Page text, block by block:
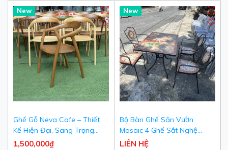
New
Ghế Gỗ Neva Cafe – Thiết
Kế Hiện Đại, Sang Trọng
Cho Quán Cafe & Nhà Hàng
1,500,000₫
New
Bộ Bàn Ghế Sân Vườn
Mosaic 4 Ghế Sắt Nghệ
Thuật Khảm Đá Cao Cấp -
LIÊN HỆ